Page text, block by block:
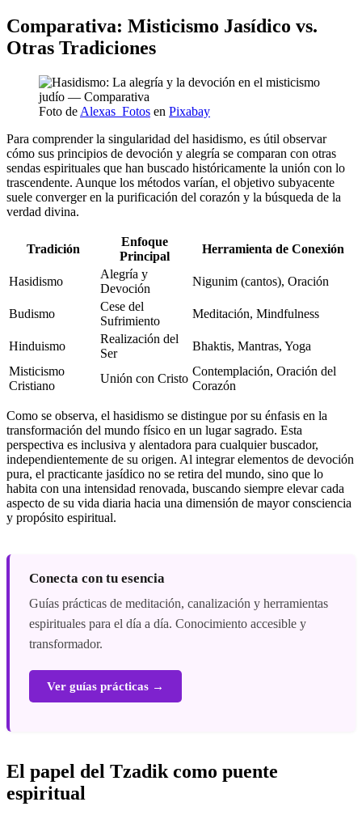
Comparativa: Misticismo Jasídico vs.
Otras Tradiciones
Foto de Alexas_Fotos en Pixabay
Para comprender la singularidad del hasidismo, es útil observar
cómo sus principios de devoción y alegría se comparan con otras
sendas espirituales que han buscado históricamente la unión con lo
trascendente. Aunque los métodos varían, el objetivo subyacente
suele converger en la purificación del corazón y la búsqueda de la
verdad divina.
Tradición
Enfoque
Principal
Herramienta de Conexión
Hasidismo
Alegría y
Devoción
Nigunim (cantos), Oración
Budismo
Cese del
Sufrimiento
Meditación, Mindfulness
Hinduismo
Realización del
Ser
Bhaktis, Mantras, Yoga
Misticismo
Cristiano
Unión con Cristo
Contemplación, Oración del
Corazón
Como se observa, el hasidismo se distingue por su énfasis en la
transformación del mundo físico en un lugar sagrado. Esta
perspectiva es inclusiva y alentadora para cualquier buscador,
independientemente de su origen. Al integrar elementos de devoción
pura, el practicante jasídico no se retira del mundo, sino que lo
habita con una intensidad renovada, buscando siempre elevar cada
aspecto de su vida diaria hacia una dimensión de mayor consciencia
y propósito espiritual.
Conecta con tu esencia
Guías prácticas de meditación, canalización y herramientas
espirituales para el día a día. Conocimiento accesible y
transformador.
Ver guías prácticas →
El papel del Tzadik como puente
espiritual